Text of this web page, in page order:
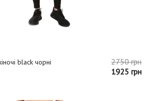
black чорні
2750 грн
1925 грн